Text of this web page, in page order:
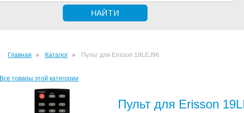
Главная Каталог Пульт для Erisson 19LEJ96
Все товары этой категории
Пульт для Erisson